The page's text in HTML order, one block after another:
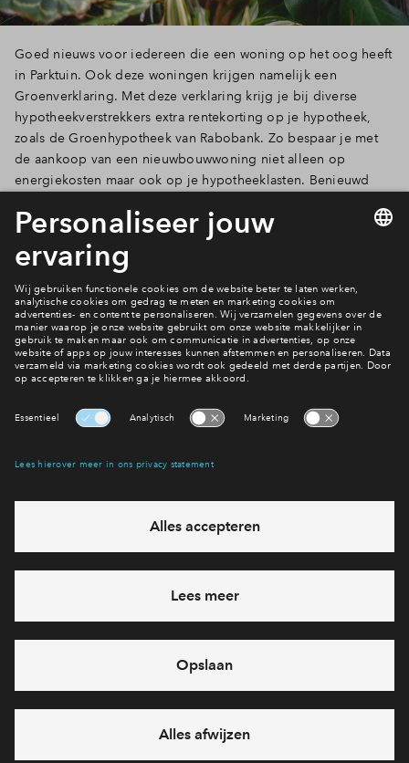
Goed nieuws voor iedereen die een woning op het oog heeft
in Parktuin. Ook deze woningen krijgen namelijk een
Groenverklaring. Met deze verklaring krijg je bij diverse
hypotheekverstrekkers extra rentekorting op je hypotheek,
zoals de Groenhypotheek van Rabobank. Zo bespaar je met
de aankoop van een nieuwbouwwoning niet alleen op
energiekosten maar ook op je hypotheeklasten. Benieuwd
Lees verder
4 van 20
Heb je een vraag en wil je direct antwoord? Bel ons op088 -
vandaag van 09:00 - 18:00 uur